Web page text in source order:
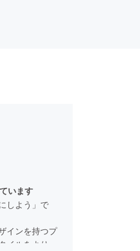
います
しよう」で
インを持つプ
ルをより豊